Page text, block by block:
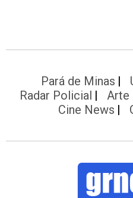
Pará de Minas
Radar Policial
Arte
Cine News